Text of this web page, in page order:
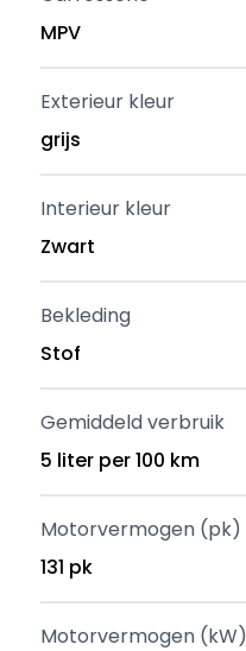
MPV
Exterieur kleur
grijs
Interieur kleur
Zwart
Bekleding
Stof
Gemiddeld verbruik
5 liter per 100 km
Motorvermogen (pk)
131 pk
Motorvermogen (kW)